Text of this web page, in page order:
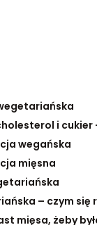
i
wegańska
mięsna
– czym się
mięsa, żeby